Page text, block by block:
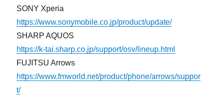
SONY Xperia
https://www.sonymobile.co.jp/product/update/
SHARP AQUOS
https://k-tai.sharp.co.jp/support/osv/lineup.html
FUJITSU Arrows
https://www.fmworld.net/product/phone/arrows/suppor
t/